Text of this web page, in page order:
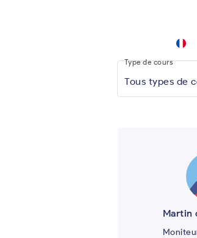
Tous types de
Type de cours
Martin